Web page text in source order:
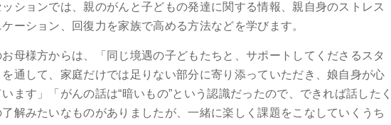
ションでは、親のがんと子どもの発達に関する情報、親自身のストレス
ーション、回復力を家族で高める方法などを学びます。
母様方からは、「同じ境遇の子どもたちと、サポートしてくださるスタ
通して、家庭だけでは足りない部分に寄り添っていただき、娘自身が心
ます」「がんの話は“暗いもの”という認識だったので、できれば話した
解みたいなものがありましたが、一緒に楽しく課題をこなしていくうち